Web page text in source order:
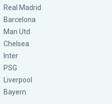
Real Madrid
Barcelona
Man Utd
Chelsea
Inter
PSG
Liverpool
Bayern